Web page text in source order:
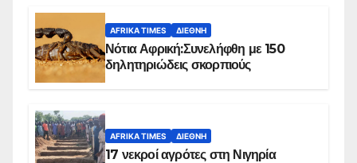
AFRIKA TIMES ΔΙΕΘΝΉ
Νότια Αφρική:Συνελήφθη με 150
δηλητηριώδεις σκορπιούς
AFRIKA TIMES ΔΙΕΘΝΉ
17 νεκροί αγρότες στη Νιγηρία